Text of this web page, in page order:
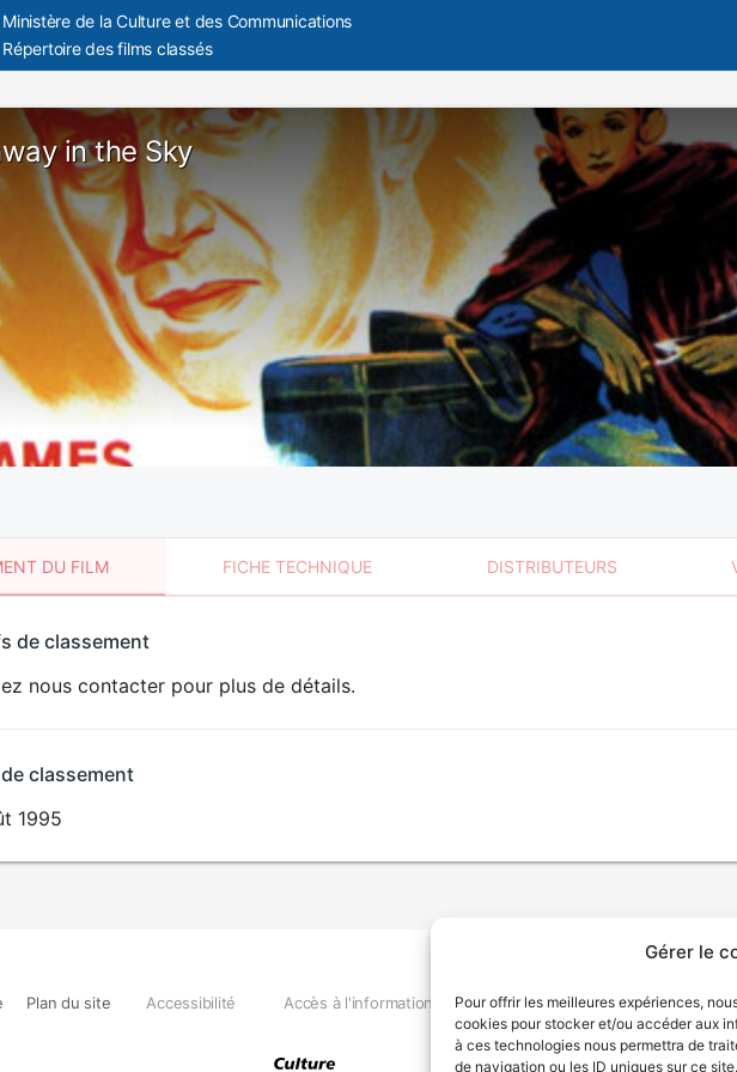
Gérer le
Pour offrir les meilleures expériences,
cookies pour stocker et/ou accéder aux
à ces technologies nous permettra de
de navigation ou les ID uniques sur ce
Ministère de la Culture et des Communications
Répertoire des films classés
in the Sky
DU FILM FICHE TECHNIQUE DISTRIBUTEURS
de classement
nous contacter pour plus de détails.
classement
1995
Plan du site Accessibilité Accès à l'information Déclaration de services